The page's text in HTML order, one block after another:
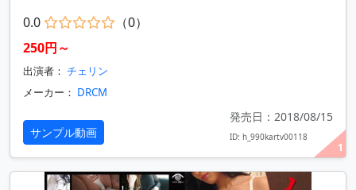
1
0.0
（0）
250円～
出演者： チェリン
メーカー： DRCM
サンプル動画
発売日：2018/08/15
ID: h_990kartv00118